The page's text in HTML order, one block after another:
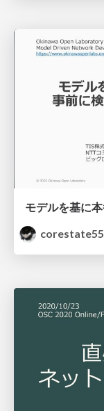
corestate55